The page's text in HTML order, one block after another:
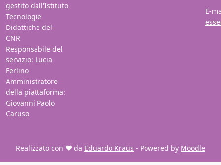
gestito dall'Istituto
Tecnologie
Didattiche del
CNR
Responsabile del
servizio: Lucia
Ferlino
Amministratore
della piattaforma:
Giovanni Paolo
Caruso
E-
Realizzato con ❤️ da Eduardo Kraus - Powered by Moodle